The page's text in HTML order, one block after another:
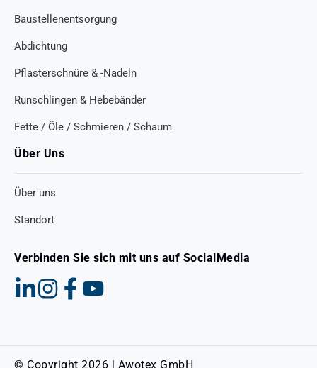
Baustellenentsorgung
Abdichtung
Pflasterschnüre & -Nadeln
Runschlingen & Hebebänder
Fette / Öle / Schmieren / Schaum
Über Uns
Über uns
Standort
Verbinden Sie sich mit uns auf SocialMedia
© Copyright 2026 | Awotex GmbH